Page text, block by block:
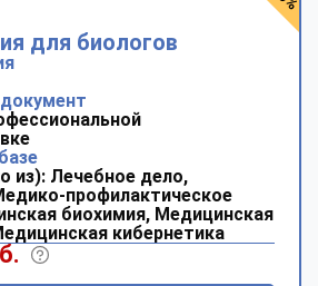
для биологов
из): Лечебное дело,
профилактическое
биохимия, Медицинская
кибернетика